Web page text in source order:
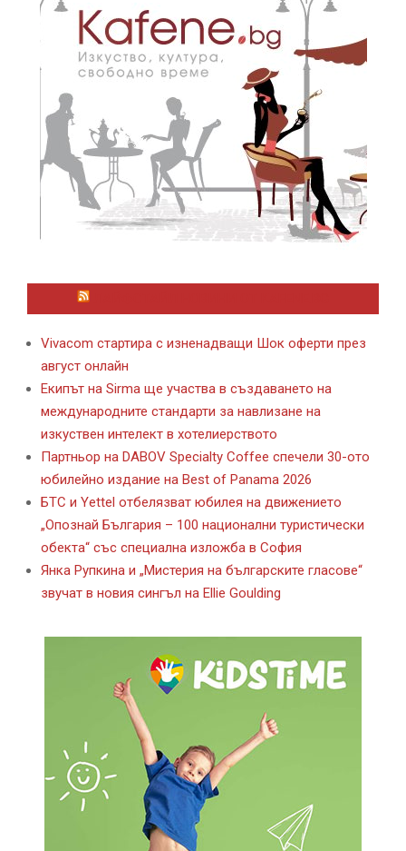
Vivacom стартира с изненадващи Шок оферти през
август онлайн
Екипът на Sirma ще участва в създаването на
международните стандарти за навлизане на
изкуствен интелект в хотелиерството
Партньор на DABOV Specialty Coffee спечели 30-ото
юбилейно издание на Best of Panama 2026
БТС и Yettel отбелязват юбилея на движението
„Опознай България – 100 национални туристически
обекта“ със специална изложба в София
Янка Рупкина и „Мистерия на българските гласове“
звучат в новия сингъл на Ellie Goulding